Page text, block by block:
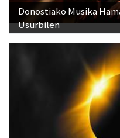
Donostiako Musika
Usurbilen